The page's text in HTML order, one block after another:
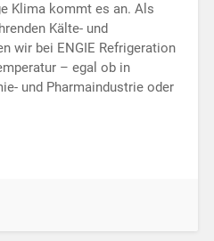
Klima kommt es an. Als
Kälte- und
wir bei ENGIE Refrigeration
– egal ob in
und Pharmaindustrie oder